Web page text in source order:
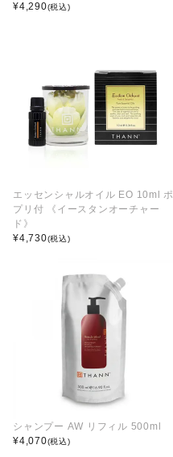
¥4,290(税込)
エッセンシャルオイル EO 10ml ポ
プリ付 《イースタンオーチャー
ド》
¥4,730(税込)
シャンプー AW リフィル 500ml
¥4,070(税込)